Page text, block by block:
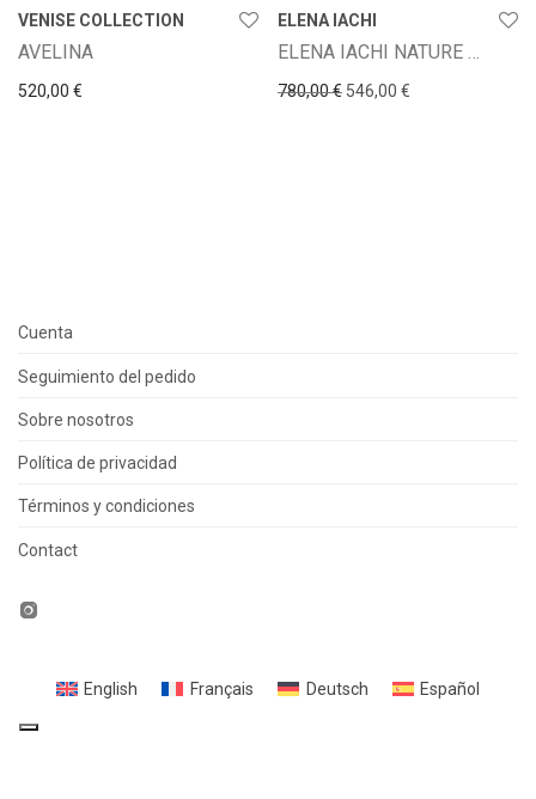
VENISE COLLECTION
AVELINA
520,00 €
ELENA IACHI
ELENA IACHI NATURE NERO
780,00€ El precio original era:
546,00 €
Cuenta
Seguimiento del pedido
Sobre nosotros
Política de privacidad
Términos y condiciones
Contact
English Français Deutsch Español